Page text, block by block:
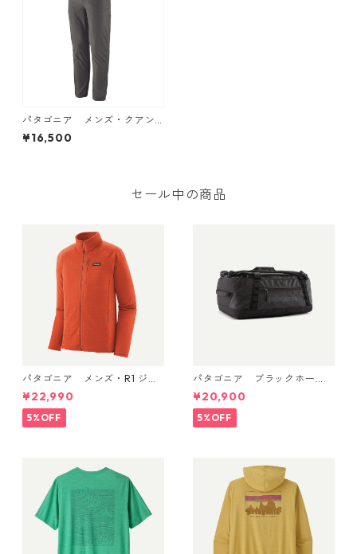
パタゴニア メンズ・クアン
ダリー・ジョガーズ カラー F
ogeGray 日本正規品 Men's Q
¥16,500
セール中の商品
パタゴニア メンズ・R1 ジャ
ケット (カラー Coal Orang
e) Patagonia Men's R1® Flee
ce Jacket 日本正規品 製品
番号 40129
¥22,990
5%OFF
パタゴニア ブラックホー
ル・ダッフル 40L Black w/Bl
ack 49339 日本正規品
¥20,900
5%OFF